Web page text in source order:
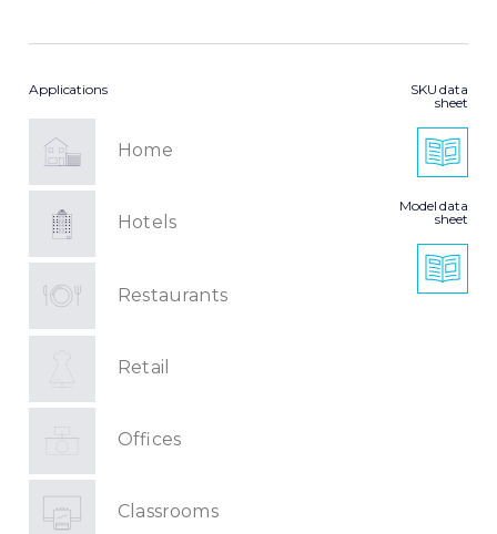
Applications
Home
Hotels
Restaurants
Retail
Offices
Classrooms
SKU data
sheet
Model data
sheet